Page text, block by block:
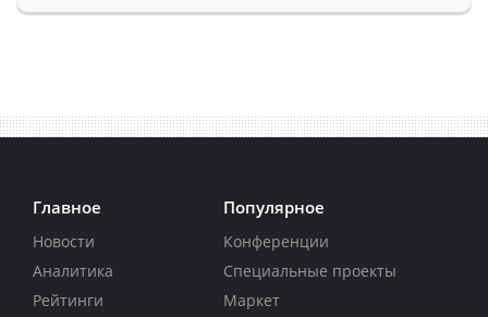
Главное
Новости
Аналитика
Рейтинги
Популярное
Конференции
Специальные проекты
Маркет